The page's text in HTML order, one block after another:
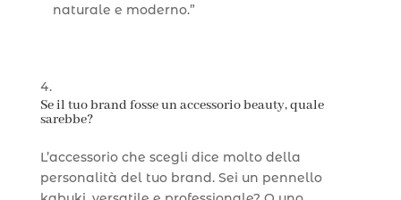
naturale e moderno.”
Se il tuo brand fosse un accessorio beauty, quale
sarebbe?
L’accessorio che scegli dice molto della
personalità del tuo brand. Sei un pennello